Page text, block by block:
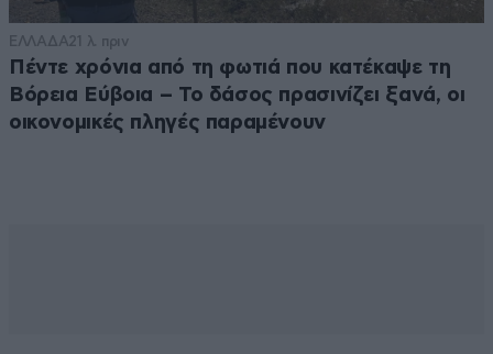
ΕΛΛΑΔΑ21 λ. πριν
Πέντε χρόνια από τη φωτιά που κατέκαψε τη
Βόρεια Εύβοια – Το δάσος πρασινίζει ξανά, οι
οικονομικές πληγές παραμένουν